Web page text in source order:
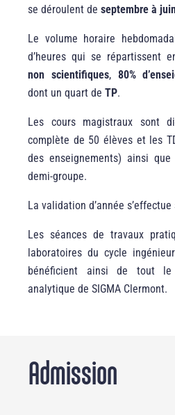
se déroulent de septembre à
Le volume horaire
d’heures qui se répartissent
non scientifiques, 80%
dont un quart de TP.
Les cours magistraux sont
complète de 50 élèves et les
des enseignements) ainsi
demi-groupe.
La validation d’année s’effectue
Les séances de travaux
laboratoires du cycle
bénéficient ainsi de tout
analytique de SIGMA Clermont.
Admission